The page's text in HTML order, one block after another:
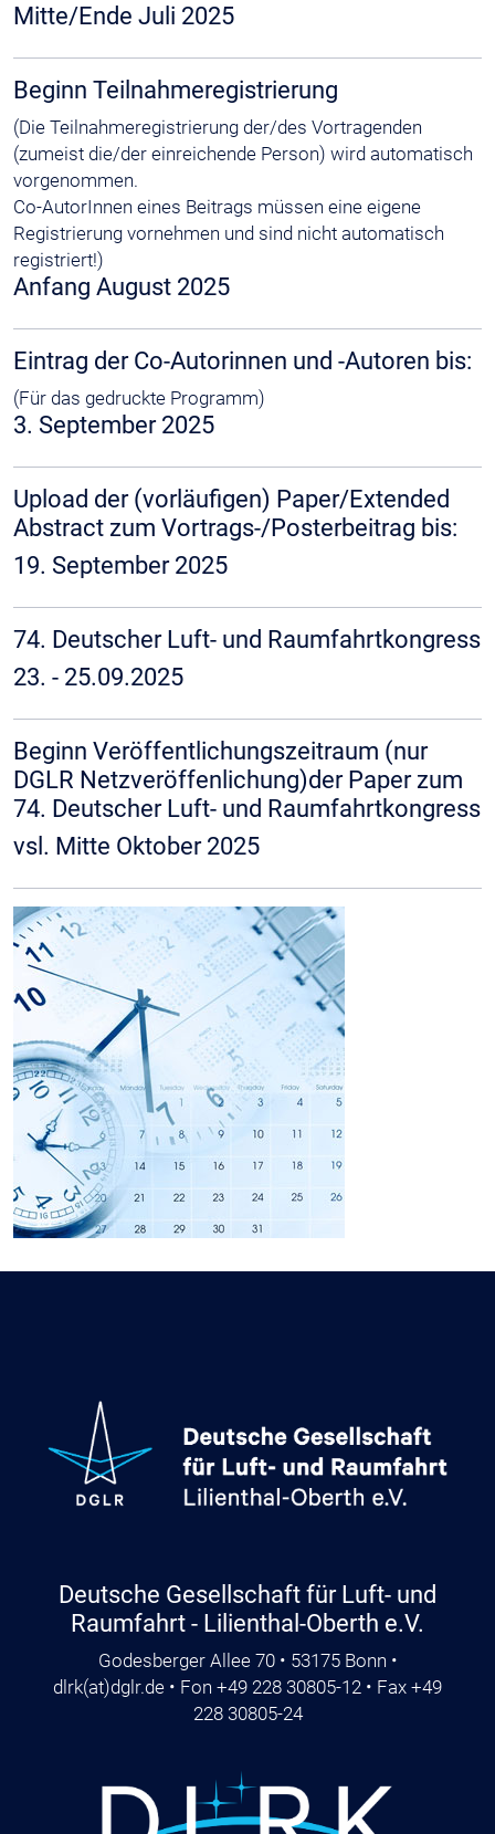
Mitte/Ende Juli 2025
Beginn Teilnahmeregistrierung
(Die Teilnahmeregistrierung der/des Vortragenden
(zumeist die/der einreichende Person) wird automatisch
vorgenommen.
Co-AutorInnen eines Beitrags müssen eine eigene
Registrierung vornehmen und sind nicht automatisch
registriert!)
Anfang August 2025
Eintrag der Co-Autorinnen und -Autoren bis:
(Für das gedruckte Programm)
3. September 2025
Upload der (vorläufigen) Paper/Extended
Abstract zum Vortrags-/Posterbeitrag bis:
19. September 2025
74. Deutscher Luft- und Raumfahrtkongress
23. - 25.09.2025
Beginn Veröffentlichungszeitraum (nur
DGLR Netzveröffenlichung)der Paper zum
74. Deutscher Luft- und Raumfahrtkongress
vsl. Mitte Oktober 2025
Deutsche Gesellschaft für Luft- und
Raumfahrt - Lilienthal-Oberth e.V.
Godesberger Allee 70 • 53175 Bonn •
dlrk(at)dglr.de • Fon +49 228 30805-12 • Fax +49
228 30805-24